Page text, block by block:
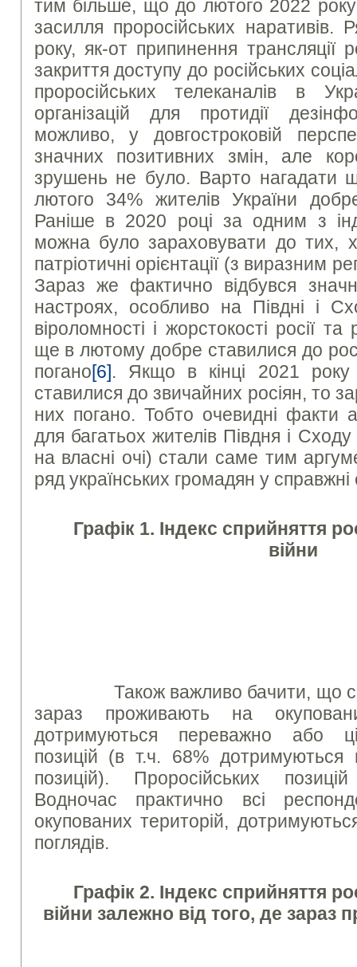
тим більше, що до лютого 2022 року
засилля проросійських наративів.
року, як-от припинення трансляції
закриття доступу до російських
проросійських телеканалів в
організацій для протидії
можливо, у довгостроковій
значних позитивних змін, але
зрушень не було. Варто нагадати
лютого 34% жителів України
Раніше в 2020 році за одним з
можна було зараховувати до тих,
патріотичні орієнтації (з виразним
Зараз же фактично відбувся
настроях, особливо на Півдні і
віроломності і жорстокості росії
ще в лютому добре ставилися до
погано[6]. Якщо в кінці 2021 року
ставилися до звичайних росіян, то
них погано. Тобто очевидні факти
для багатьох жителів Півдня і
на власні очі) стали саме тим
ряд українських громадян у справжні
Графік 1. Індекс сприйняття
війни
Також важливо бачити, що
зараз проживають на
дотримуються переважно або
позицій (в т.ч. 68% дотримуються
позицій). Проросійських
Водночас практично всі
окупованих територій,
поглядів.
Графік 2. Індекс сприйняття
війни залежно від того, де зараз